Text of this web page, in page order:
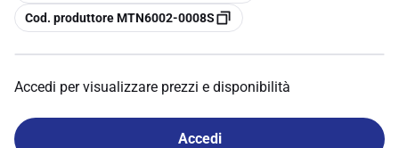
copia
Cod. produttore MTN6002-0008S
Accedi per visualizzare prezzi e disponibilità
Accedi